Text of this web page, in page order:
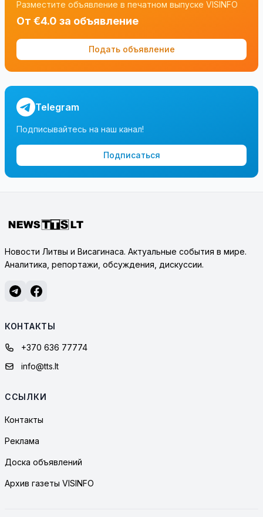
Разместите объявление в печатном выпуске VISINFO
От €4.0 за объявление
Подать объявление
Telegram
Подписывайтесь на наш канал!
Подписаться
Новости Литвы и Висагинаса. Актуальные события в мире.
Аналитика, репортажи, обсуждения, дискуссии.
КОНТАКТЫ
+370 636 77774
info@tts.lt
ССЫЛКИ
Контакты
Реклама
Доска объявлений
Архив газеты VISINFO